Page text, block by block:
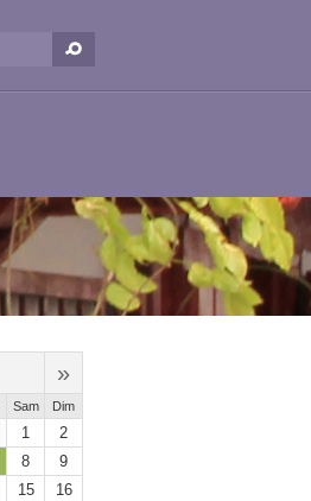
»
Sam Dim
1
2
8
9
15
16